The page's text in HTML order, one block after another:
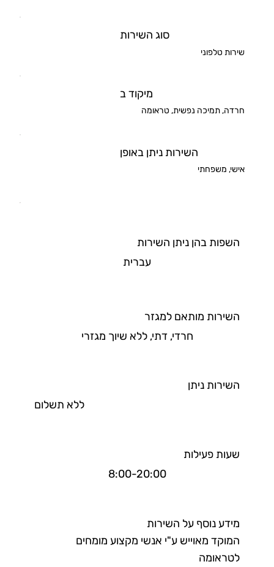
סוג השירות
שירות טלפוני
מיקוד ב
חרדה, תמיכה נפשית, טראומה
השירות ניתן באופן
אישי, משפחתי
השפות בהן ניתן השירות
עברית
השירות מותאם למגזר
חרדי, דתי, ללא שיוך מגזרי
השירות ניתן
ללא תשלום
שעות פעילות
8:00-20:00
מידע נוסף על השירות
המוקד מאוייש ע"י אנשי מקצוע מומחים
לטראומה